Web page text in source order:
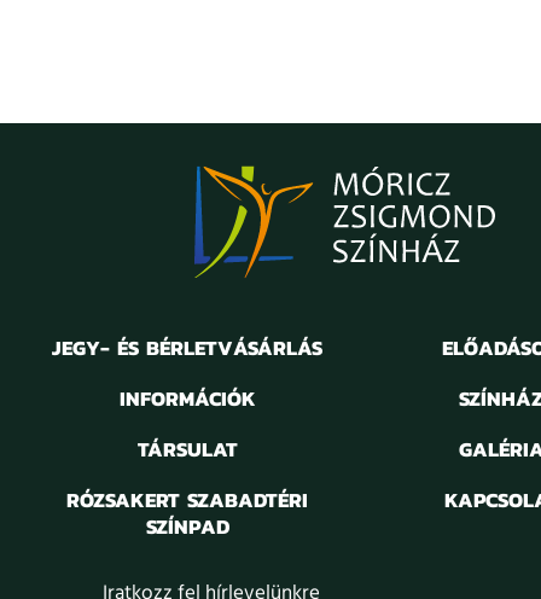
JEGY- ÉS BÉRLETVÁSÁRLÁS
INFORMÁCIÓK
TÁRSULAT
RÓZSAKERT SZABADTÉRI
SZÍNPAD